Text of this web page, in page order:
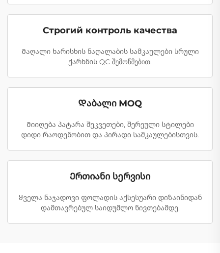
Строгий контроль качества
Მაღალი ხარისხის ნაღალაბის სამკაულები სრული
ქარხნის QC შემოწმებით.
Დაბალი MOQ
Მიიღება პატარა შეკვეთები, შერეული სტილები
დიდი რაოდენობით და პირადი სამკაულებისთვის.
Ერთიანი სერვისი
Ყველა ნაჯადოვი ფოლადის აქსესუარი დიზაინიდან
დამთავრებულ საიდუმლო ნივთებამდე.